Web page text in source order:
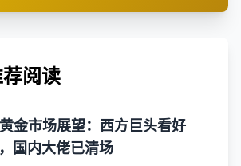
阅读
金市场展望：西方巨头看好
国内大佬已清场